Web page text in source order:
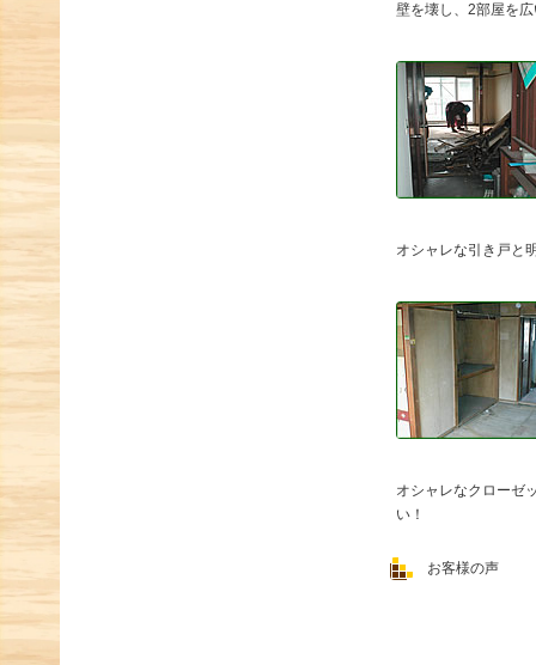
壁を壊し、2部屋を
オシャレな引き戸と
オシャレなクローゼ
い！
お客様の声